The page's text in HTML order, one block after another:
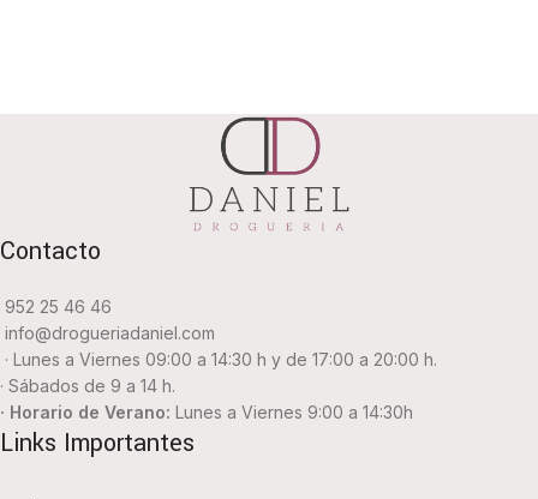
Contacto
952 25 46 46
info@drogueriadaniel.com
· Lunes a Viernes 09:00 a 14:30 h y de 17:00 a 20:00 h.
· Sábados de 9 a 14 h.
· Horario de Verano: Lunes a Viernes 9:00 a 14:30h
Links Importantes